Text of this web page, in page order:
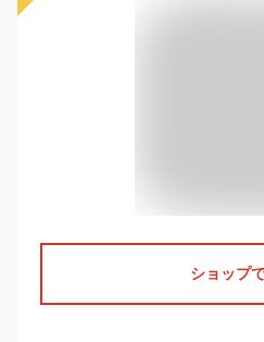
ショップ